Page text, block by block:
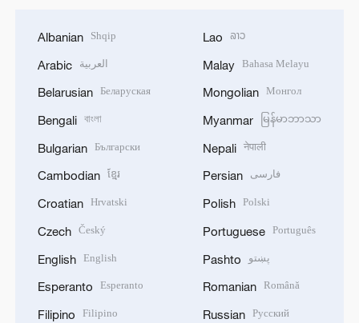
Albanian Shqip
Arabic العربية
Belarusian Беларуская
Bengali বাংলা
Bulgarian Български
Cambodian ខ្មែរ
Croatian Hrvatski
Czech Český
English English
Esperanto Esperanto
Filipino Filipino
Lao ລາວ
Malay Bahasa Melayu
Mongolian Монгол
Myanmar မြန်မာဘာသာ
Nepali नेपाली
Persian فارسی
Polish Polski
Portuguese Português
Pashto پښتو
Romanian Română
Russian Русский